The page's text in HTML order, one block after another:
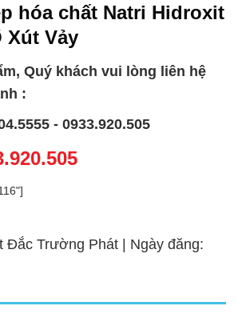
hóa chất Natri Hidroxit
Xút Vảy
Quý khách vui lòng liên hệ
:
- 0933.920.505
Đắc Trường Phát | Ngày đăng: